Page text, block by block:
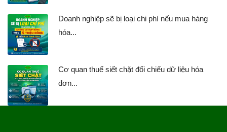
Doanh nghiệp sẽ bị loại chi phí nếu mua hàng
hóa...
Cơ quan thuế siết chặt đối chiếu dữ liệu hóa
đơn...